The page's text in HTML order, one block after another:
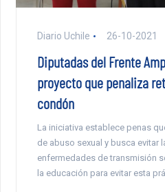
Diario Uchile 26-10-2021
Diputadas del Frente
proyecto que penaliza
condón
La iniciativa establece penas
de abuso sexual y busca evitar
enfermedades de transmisión
la educación para evitar esta